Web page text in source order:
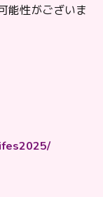
能性がございま